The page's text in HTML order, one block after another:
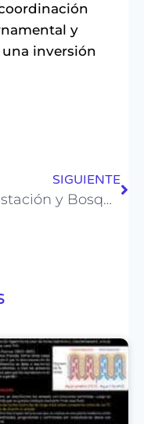
y
inversión
SIGUIENTE
Forestación y Bosques en Bolivia